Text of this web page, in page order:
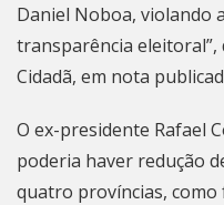
Daniel Noboa, violando
transparência
Cidadã, em nota
O ex-presidente Rafael
poderia haver redução
quatro províncias, como